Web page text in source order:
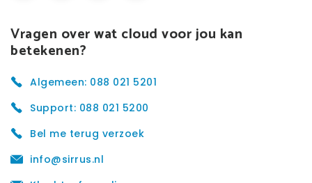
Vragen over wat cloud voor jou kan
betekenen?
Algemeen: 088 021 5201
Support: 088 021 5200
Bel me terug verzoek
info@sirrus.nl